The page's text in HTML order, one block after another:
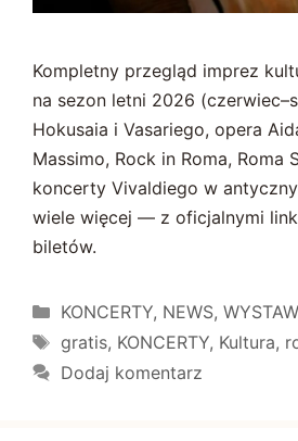
Kompletny przegląd imprez
na sezon letni 2026
Hokusaia i Vasariego, opera
Massimo, Rock in Roma, Roma
koncerty Vivaldiego w
wiele więcej — z oficjalnymi
biletów.
Kategorie
KONCERTY, NEWS,
Tagi
gratis, KONCERTY, Kultura,
Dodaj komentarz